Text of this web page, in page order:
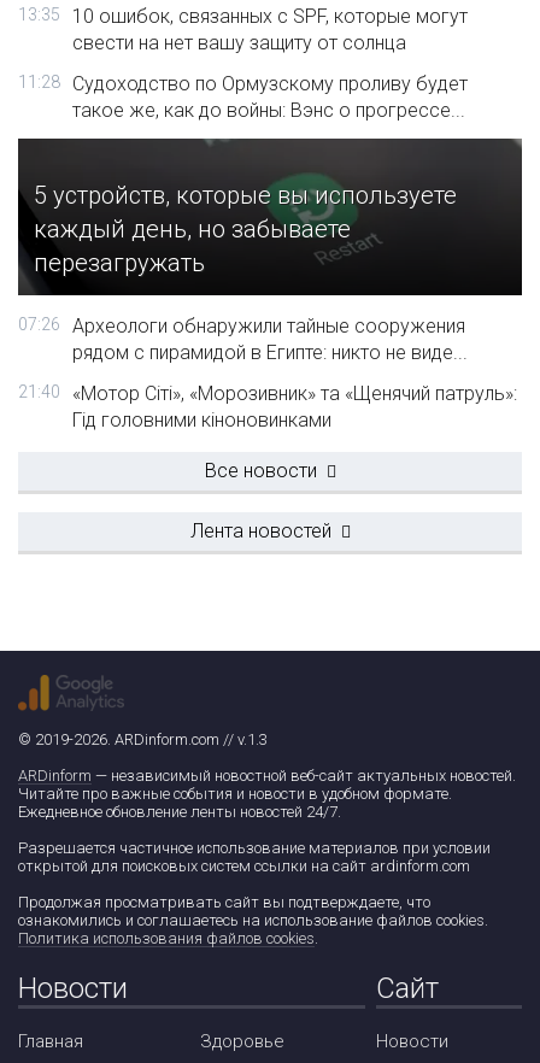
13:35
10 ошибок, связанных с SPF, которые могут
свести на нет вашу защиту от солнца
11:28
Судоходство по Ормузскому проливу будет
такое же, как до войны: Вэнс о прогрессе...
5 устройств, которые вы используете
каждый день, но забываете
перезагружать
07:26
Археологи обнаружили тайные сооружения
рядом с пирамидой в Египте: никто не виде...
21:40
«Мотор Сіті», «Морозивник» та «Щенячий патруль»:
Гід головними кіноновинками
Все новости
Лента новостей
© 2019-2026. ARDinform.com // v.1.3
ARDinform — независимый новостной веб-сайт актуальных новостей.
Читайте про важные события и новости в удобном формате.
Ежедневное обновление ленты новостей 24/7.
Разрешается частичное использование материалов при условии
открытой для поисковых систем ссылки на сайт ardinform.com
Продолжая просматривать сайт вы подтверждаете, что
ознакомились и соглашаетесь на использование файлов cookies.
Политика использования файлов cookies.
Новости
Главная Здоровье
Сайт
Новости